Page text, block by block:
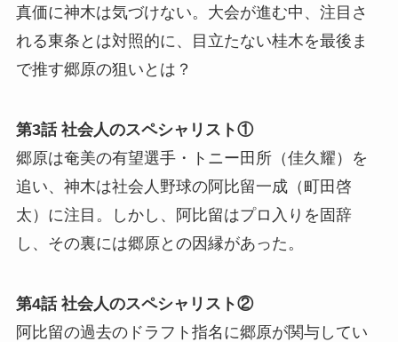
真価に神木は気づけない。大会が進む中、注目さ
れる東条とは対照的に、目立たない桂木を最後ま
で推す郷原の狙いとは？
第3話 社会人のスペシャリスト①
郷原は奄美の有望選手・トニー田所（佳久耀）を
追い、神木は社会人野球の阿比留一成（町田啓
太）に注目。しかし、阿比留はプロ入りを固辞
し、その裏には郷原との因縁があった。
第4話 社会人のスペシャリスト②
阿比留の過去のドラフト指名に郷原が関与してい